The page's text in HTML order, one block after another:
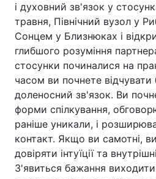
і духовний зв'язок у
травня, Північний вузол у
Сонцем у Близнюках і
глибшого розуміння
стосунки починалися на
часом ви почнете
доленосний зв'язок. Ви
форми спілкування,
раніше уникали, і
контакт. Якщо ви самотні,
довіряти інтуїції та
З'явиться бажання виходити